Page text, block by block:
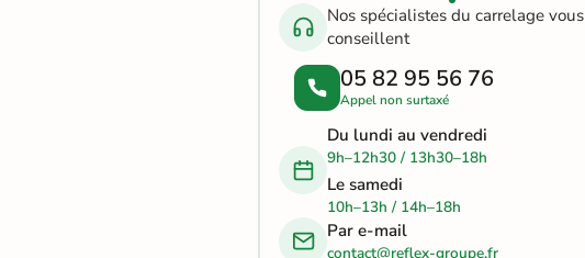
Nos spécialistes du carrelage vous
conseillent
05 82 95 56 76
Appel non surtaxé
Du lundi au vendredi
9h–12h30 / 13h30–18h
Le samedi
10h–13h / 14h–18h
Par e-mail
contact@reflex-groupe.fr